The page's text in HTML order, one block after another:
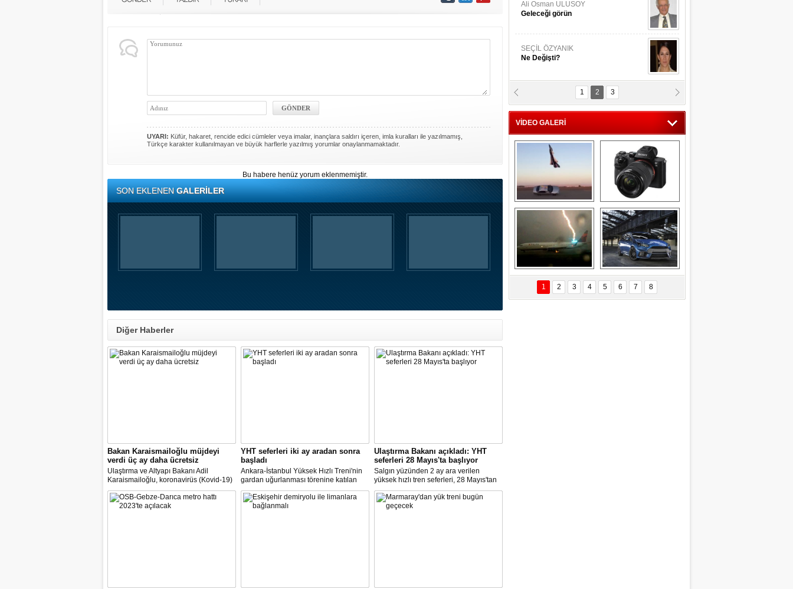
UYARI: Küfür, hakaret, rencide edici cümleler veya imalar, inançlara saldırı içeren, imla kuralları ile yazılmamış,
Türkçe karakter kullanılmayan ve büyük harflerle yazılmış yorumlar onaylanmamaktadır.
Bu habere henüz yorum eklenmemiştir.
SON EKLENENGALERİLER
Diğer Haberler
Bakan Karaismailoğlu müjdeyi
verdi üç ay daha ücretsiz
Ulaştırma ve Altyapı Bakanı Adil
Karaismailoğlu, koronavirüs (Kovid-19)
salgınıyla mücadele kapsamında alınan
tedbirlerle yüksek hızlı trenlerde (YHT)
olduğu gibi Marmaray ve Başkentray'da
YHT seferleri iki ay aradan sonra
başladı
Ankara-İstanbul Yüksek Hızlı Treni'nin
gardan uğurlanması törenine katılan
Ulaştırma ve Altyapı Bakanı
Karaismailoğlu, "Trenlerimiz yüzde 50
kapasiteyle çalışıyor, diye bilet
Ulaştırma Bakanı açıkladı: YHT
seferleri 28 Mayıs'ta başlıyor
Salgın yüzünden 2 ay ara verilen
yüksek hızlı tren seferleri, 28 Mayıs'tan
itibaren yeniden başlayacak.
Açıklamayı, Ulaştırma ve Altyapı Bakanı
Adil Karaismailoğlu yaptı.
Ali Osman ULUSOY
Geleceği görün
SEÇİL ÖZYANIK
Ne Değişti?
MERİÇ KÖYATASI
Bayraksız Vatan !
1 2 3
VİDEO GALERİ
Savaş uçağı
pilotundan
muhteşem gösteri
Sony Alpha 7R II ön
inceleme
Delta uçağına
yıldırım çarptı
Ford Focus RS
(2015)
1 2 3 4 5 6 7 8